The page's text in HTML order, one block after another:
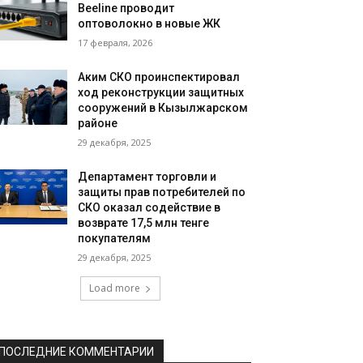
Beeline проводит
оптоволокно в новые ЖК
17 февраля, 2026
Аким СКО проинспектировал
ход реконструкции защитных
сооружений в Кызылжарском
районе
29 декабря, 2025
Департамент торговли и
защиты прав потребителей по
СКО оказал содействие в
возврате 17,5 млн тенге
покупателям
29 декабря, 2025
Load more
КОММЕНТАРИИ